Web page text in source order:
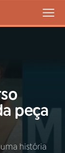
peça
história